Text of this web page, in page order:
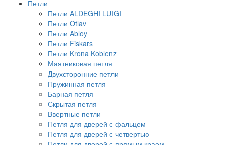
Петли
Петли ALDEGHI LUIGI
Петли Otlav
Петли Abloy
Петли Fiskars
Петли Krona Koblenz
Маятниковая петля
Двухсторонние петли
Пружинная петля
Барная петля
Скрытая петля
Ввертные петли
Петля для дверей с фальцем
Петля для дверей с четвертью